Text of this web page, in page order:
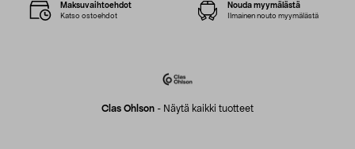
Clas Ohlson - Näytä kaikki tuotteet
Maksuvaihtoehdot
Katso ostoehdot
Nouda myymälästä
Ilmainen nouto myymälästä